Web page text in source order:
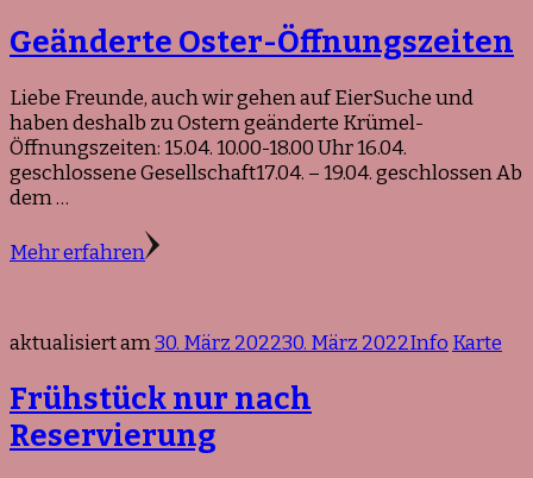
Geänderte Oster-Öffnungszeiten
Liebe Freunde, auch wir gehen auf EierSuche und
haben deshalb zu Ostern geänderte Krümel-
Öffnungszeiten: 15.04. 10.00-18.00 Uhr 16.04.
geschlossene Gesellschaft17.04. – 19.04. geschlossen Ab
dem …
Mehr erfahren
aktualisiert am30. März 202230. März 2022Info Karte
Frühstück nur nach
Reservierung